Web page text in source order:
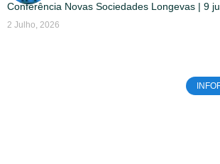
Conferência Novas Sociedades Longevas | 9
2 Julho, 2026